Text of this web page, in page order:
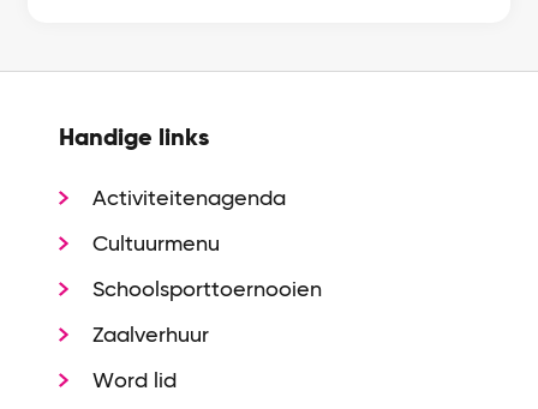
Handige links
Activiteitenagenda
Cultuurmenu
Schoolsporttoernooien
Zaalverhuur
Word lid